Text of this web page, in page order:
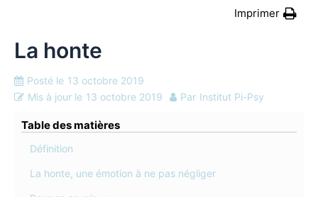
Imprimer
La honte
Posté le 13 octobre 2019
Mis à jour le 13 octobre 2019 Par Institut Pi-Psy
Table des matières
Définition
La honte, une émotion à ne pas négliger